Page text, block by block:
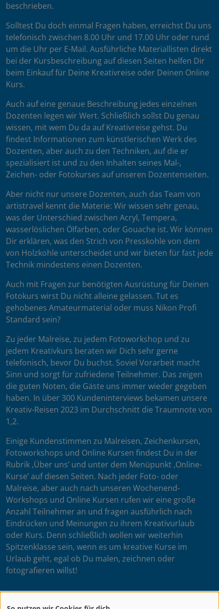
beschrieben.
Solltest Du doch einmal Fragen haben, erreichst Du uns
telefonisch zwischen 8.00 Uhr und 17.00 Uhr oder rund
um die Uhr per E-Mail. Ausführliche Materiallisten direkt
bei der Kursbeschreibung auf diesen Seiten helfen Dir
beim Einkauf für Deine Kreativreise oder Deinen Online
Kurs.
Auch auf eine genaue Beschreibung jedes einzelnen
Dozenten legen wir Wert. Schließlich sollst Du genau
wissen, mit wem Du da auf Kreativreise gehst. Du
findest Informationen zum künstlerischen Werk des
Dozenten, aber auch zu den Techniken, auf die er
spezialisiert ist und zu den Inhalten seines Mal-,
Zeichen- oder Fotokurses auf unseren Dozentenseiten.
Aber nicht nur unsere Dozenten, auch das Team von
artistravel kennt die Materie: Wir wissen sehr genau,
was der Unterschied zwischen Acryl, Tempera,
wasserlöslichen Ölfarben, oder Gouache ist. Wir können
Dir erklären, was den Strich von Presskohle von dem
von Holzkohle unterscheidet und wir bieten für fast jede
Technik mindestens einen Dozenten.
Auch mit Fragen zur benötigten Ausrüstung für Deinen
Fotokurs wirst Du nicht alleine gelassen. Tut es
gehobenes Amateurmaterial oder muss Nikon Profi
Standard sein?
Zu jeder Malreise, zu jedem Fotoworkshop und zu
jedem Kreativkurs beraten wir Dich sehr gerne
telefonisch, bevor Du buchst. Soviel Vorarbeit macht
Sinn und sorgt für zufriedene Teilnehmer. Das zeigen
die guten Noten, die Gäste uns immer wieder gegeben
haben. In über 300 Kundeninterviews bekamen unsere
Kreativ-Reisen 2023 im Durchschnitt die Traumnote von
1,2.
Einige Kundenstimmen zu Malreisen, Zeichenkursen,
Fotoworkshops und Online Kursen findest Du in der
Rubrik ‚Über uns’ und unter dem Menüpunkt ‚Online-
Kurse’ auf diesen Seiten. Nach jeder Foto- oder
Malreise, aber auch nach unseren Wochenend-
Workshops und Online Kursen rufen wir eine große
Anzahl Teilnehmer an und fragen ausführlich nach
Eindrücken und Meinungen zu ihrem Kreativurlaub
oder Kurs. Denn schließlich wollen wir weiterhin
Spitzenklasse sein, wenn es um kreative Kurse im
Urlaub geht, egal ob Du malen, zeichnen oder
fotografieren willst!